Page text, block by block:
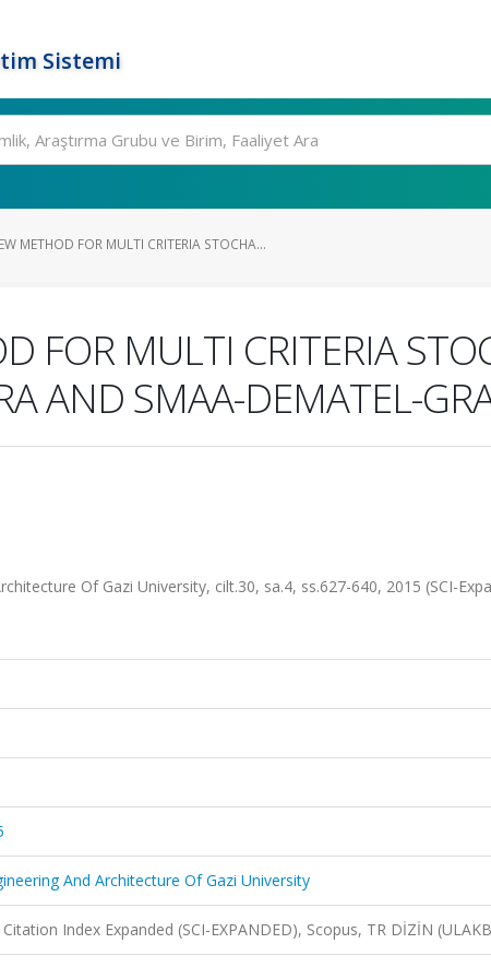
Sistemi
METHOD FOR MULTI CRITERIA STOCHA...
FOR MULTI CRITERIA
AND SMAA-DEMATEL-
Of Gazi University, cilt.30, sa.4, ss.627-640, 2015 (SCI-
And Architecture Of Gazi University
Citation Index Expanded (SCI-EXPANDED), Scopus, TR DİZİN